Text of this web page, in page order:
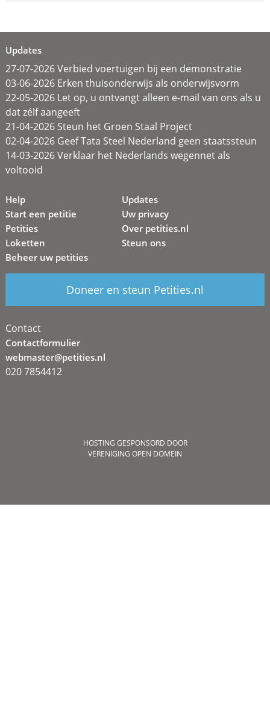
Updates
27-07-2026 Verbied voertuigen bij een demonstratie
03-06-2026 Erken thuisonderwijs als onderwijsvorm
22-05-2026 Let op, u ontvangt alleen e-mail van ons als u
dat zélf aangeeft
21-04-2026 Steun het Groen Staal Project
02-04-2026 Geef Tata Steel Nederland geen staatssteun
14-03-2026 Verklaar het Nederlands wegennet als
voltooid
Help
Start een petitie
Petities
Loketten
Beheer uw petities
Updates
Uw privacy
Over petities.nl
Steun ons
Doneer en steun Petities.nl
Contact
Contactformulier
webmaster@petities.nl
020 7854412
HOSTING GESPONSORD DOOR
VERENIGING OPEN DOMEIN